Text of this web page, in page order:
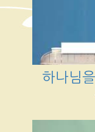
하나님